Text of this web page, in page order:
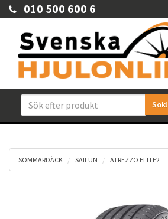
010 500 600 6
Sök!
SOMMARDÄCK SAILUN ATREZZO ELITE2